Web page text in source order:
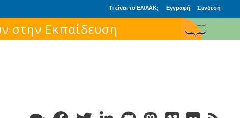
Τι είναι το ΕΛ/ΛΑΚ; Εγγραφή Συνδεση